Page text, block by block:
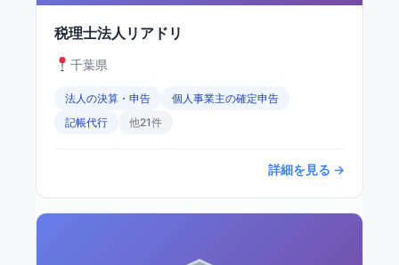
税理士法人リアドリ
千葉県
法人の決算・申告
個人事業主の確定申告
記帳代行
他21件
詳細を見る →